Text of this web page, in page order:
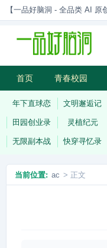
【一品好脑洞 - 全品类 AI
首页 青春校园
历史权谋 武侠江湖
年下直球恋 文明邂逅记
田园创业录 灵植纪元
无限副本战 快穿寻忆录
当前位置: ac > 正文